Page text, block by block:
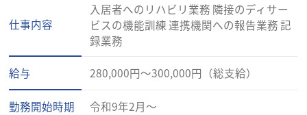
仕事内容
入居者へのリハビリ業務 隣接のディサー
ビスの機能訓練 連携機関への報告業務 記
録業務
給与 280,000円～300,000円（総支給）
勤務開始時期 令和9年2月～